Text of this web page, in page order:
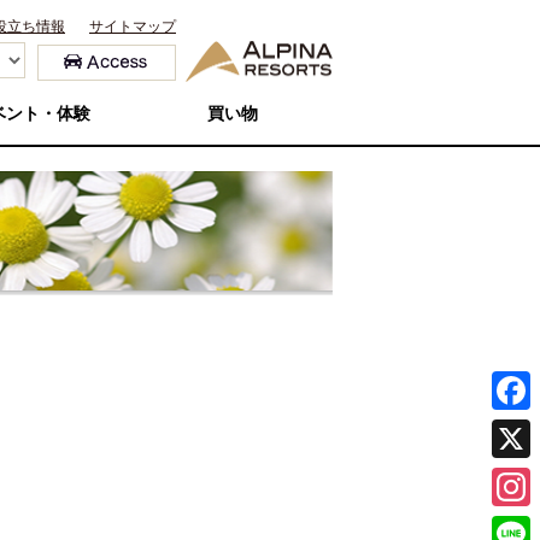
立ち情報 サイトマップ
ント・体験 買い物
F
a
c
X
I